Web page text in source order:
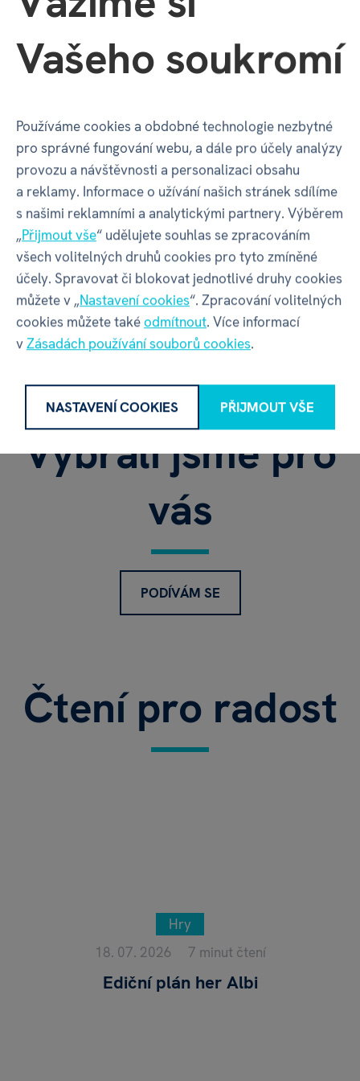
Pohádková
Kvído
děti
Glóbus
Mluvicí
parťáci
pro
malé
objevitele
Vybrali jsme pro
vás
PODÍVÁM SE
Čtenípro radost
Hry
18. 07. 2026
7 minut čtení
Ediční plán her Albi
Vašeho soukromí
Používáme cookies a obdobné technologie nezbytné
pro správné fungování webu, a dále pro účely analýzy
provozu a návštěvnosti a personalizaci obsahu
a reklamy. Informace o užívání našich stránek sdílíme
s našimi reklamními a analytickými partnery. Výběrem
„Přijmout vše“ udělujete souhlas se zpracováním
všech volitelných druhů cookies pro tyto zmíněné
účely. Spravovat či blokovat jednotlivé druhy cookies
můžete v „Nastavení cookies“. Zpracování volitelných
cookies můžete takéodmítnout. Více informací
vZásadách používání souborů cookies.
NASTAVENÍ COOKIES PŘIJMOUT VŠE